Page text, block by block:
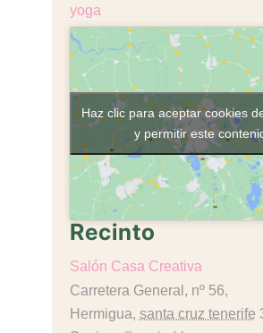
yoga
Recinto
Salón Casa Creativa
Carretera General, nº 56,
Hermigua, santa cruz tenerife
Haz clic para aceptar cookies
y permitir este